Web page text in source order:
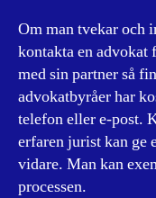
Om man tvekar och
kontakta en advokat
med sin partner så
advokatbyråer har
telefon eller e-post.
erfaren jurist kan ge
vidare. Man kan
processen.